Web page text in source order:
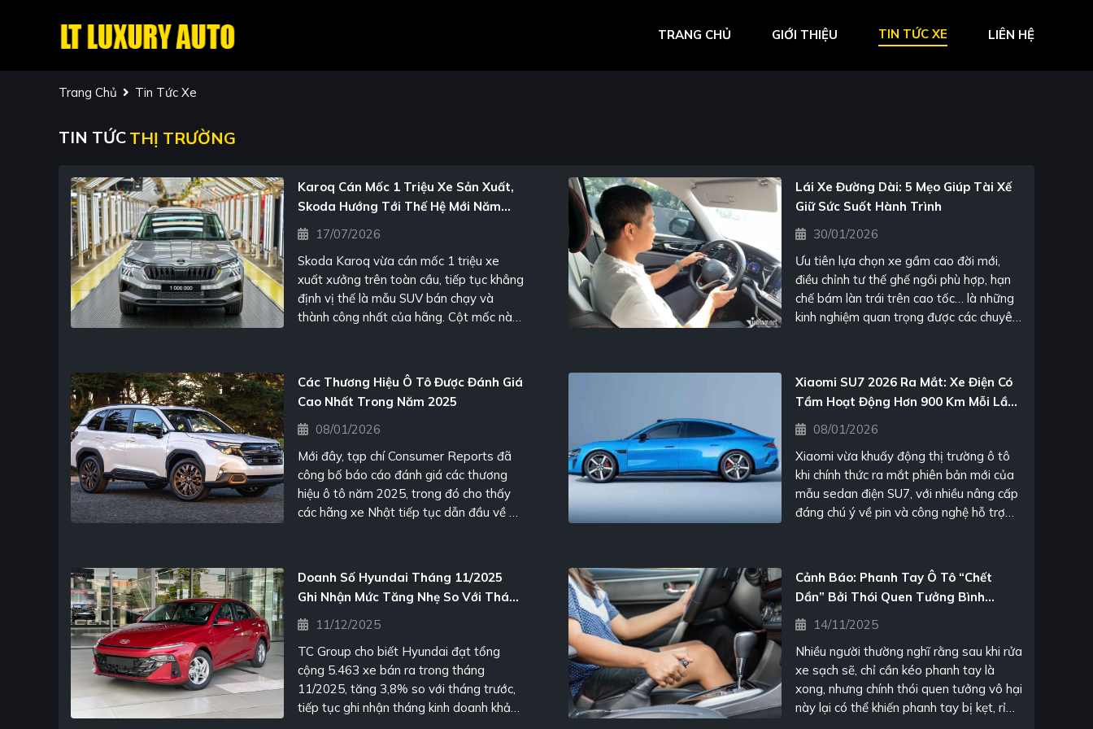
TRANG CHỦ GIỚI THIỆU TIN TỨC XE LIÊN HỆ
Trang Chủ Tin Tức Xe
TIN TỨC THỊ TRƯỜNG
Karoq Cán Mốc 1 Triệu Xe Sản Xuất,
Skoda Hướng Tới Thế Hệ Mới Năm
2027
17/07/2026
Skoda Karoq vừa cán mốc 1 triệu xe
xuất xưởng trên toàn cầu, tiếp tục khẳng
định vị thế là mẫu SUV bán chạy và
thành công nhất của hãng. Cột mốc này
kiến ra mắt vào năm 2027.
Lái Xe Đường Dài: 5 Mẹo Giúp Tài Xế
Giữ Sức Suốt Hành Trình
30/01/2026
Ưu tiên lựa chọn xe gầm cao đời mới,
điều chỉnh tư thế ghế ngồi phù hợp, hạn
chế bám làn trái trên cao tốc… là những
kinh nghiệm quan trọng được các chuyên
Các Thương Hiệu Ô Tô Được Đánh Giá
Cao Nhất Trong Năm 2025
08/01/2026
Mới đây, tạp chí Consumer Reports đã
công bố báo cáo đánh giá các thương
hiệu ô tô năm 2025, trong đó cho thấy
các hãng xe Nhật tiếp tục dẫn đầu về độ
Xiaomi SU7 2026 Ra Mắt: Xe Điện Có
Tầm Hoạt Động Hơn 900 Km Mỗi Lần
Sạc
08/01/2026
Xiaomi vừa khuấy động thị trường ô tô
khi chính thức ra mắt phiên bản mới của
mẫu sedan điện SU7, với nhiều nâng cấp
đáng chú ý về pin và công nghệ hỗ trợ
Doanh Số Hyundai Tháng 11/2025
Ghi Nhận Mức Tăng Nhẹ So Với Tháng
10
11/12/2025
TC Group cho biết Hyundai đạt tổng
cộng 5.463 xe bán ra trong tháng
11/2025, tăng 3,8% so với tháng trước,
tiếp tục ghi nhận tháng kinh doanh khả
Cảnh Báo: Phanh Tay Ô Tô “chết
Dần” Bởi Thói Quen Tưởng Bình
Thường
14/11/2025
Nhiều người thường nghĩ rằng sau khi rửa
xe sạch sẽ, chỉ cần kéo phanh tay là
xong, nhưng chính thói quen tưởng vô hại
này lại có thể khiến phanh tay bị kẹt, rỉ